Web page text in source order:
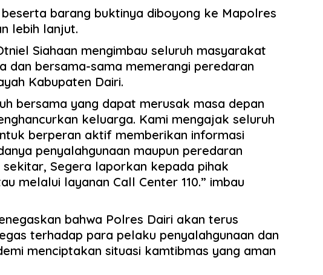
beserta barang buktinya diboyong ke Mapolres
lebih lanjut.
Siahaan mengimbau seluruh masyarakat
dan bersama-sama memerangi peredaran
Kabupaten Dairi.
bersama yang dapat merusak masa depan
keluarga. Kami mengajak seluruh
berperan aktif memberikan informasi
penyalahgunaan maupun peredaran
Segera laporkan kepada pihak
melalui layanan Call Center 110.” imbau
bahwa Polres Dairi akan terus
terhadap para pelaku penyalahgunaan dan
menciptakan situasi kamtibmas yang aman